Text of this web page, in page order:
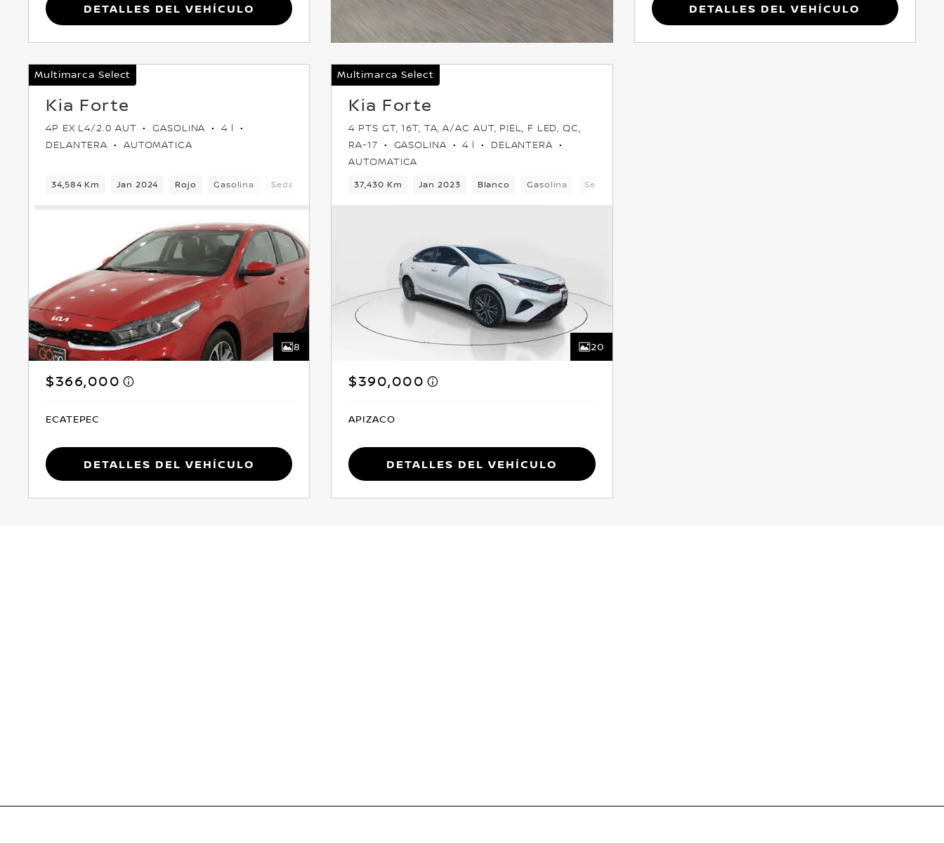
Detalles del vehículo Detalles del vehículo
Multimarca Select
Kia Forte
4P EX L4/2.0 AUT GASOLINA
4 l
DELANTERA
AUTOMATICA
34,584 Km Jan 2024 Rojo Gasolina Sedan Delantera
8
$366,000
ECATEPEC
Detalles del vehículo
Multimarca Select
Kia Forte
4 PTS GT, 16T, TA, A/AC AUT, PIEL, F LED, QC,
RA-17
GASOLINA 4 l
DELANTERA
AUTOMATICA
37,430 Km Jan 2023 Blanco Gasolina Sedan
20
$390,000
APIZACO
Detalles del vehículo